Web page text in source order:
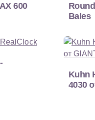
600
Bales
Kuhn
4030